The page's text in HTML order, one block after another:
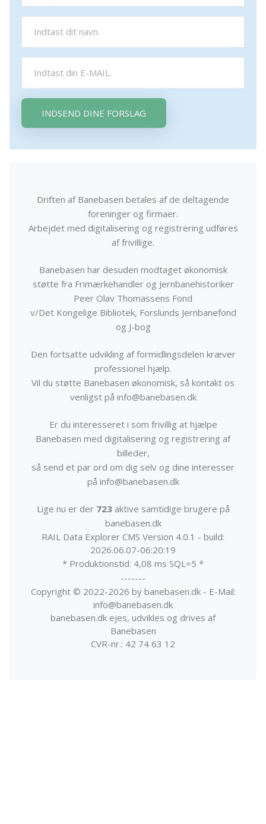
INDSEND DINE FORSLAG
Driften af Banebasen betales af de deltagende
foreninger og firmaer.
Arbejdet med digitalisering og registrering udføres
af frivillige.
Banebasen har desuden modtaget økonomisk
støtte fra Frimærkehandler og Jernbanehistoriker
Peer Olav Thomassens Fond
v/Det Kongelige Bibliotek, Forslunds Jernbanefond
og J-bog
Den fortsatte udvikling af formidlingsdelen kræver
professionel hjælp.
Vil du støtte Banebasen økonomisk, så kontakt os
venligst på info@banebasen.dk
Er du interesseret i som frivillig at hjælpe
Banebasen med digitalisering og registrering af
billeder,
så send et par ord om dig selv og dine interesser
på info@banebasen.dk
Lige nu er der 723aktive samtidige brugere på
banebasen.dk
RAIL Data Explorer CMS Version 4.0.1 - build:
2026.06.07-06:20:19
* Produktionstid: 4,08 ms SQL=5 *
-------
Copyright © 2022-2026 by banebasen.dk - E-Mail:
info@banebasen.dk
banebasen.dk ejes, udvikles og drives af
Banebasen
CVR-nr.: 42 74 63 12